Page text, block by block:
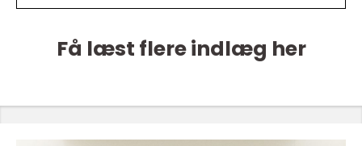
Få læst flere indlæg her